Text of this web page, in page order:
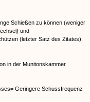
Schießen zu können (weniger
und
(letzter Satz des Zitates).
in der Munitonskammer
Geringere Schussfrequenz